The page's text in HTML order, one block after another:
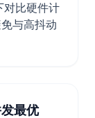
对比硬件计
与高抖动
最优